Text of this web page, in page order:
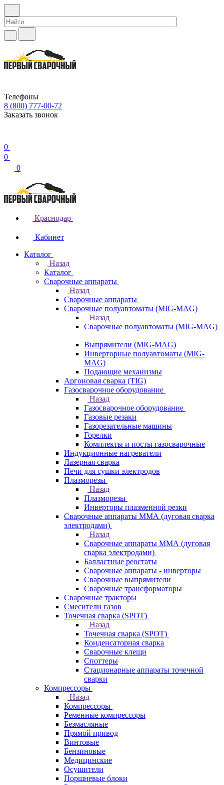
Телефоны
8 (800) 777-00-72
Заказать звонок
0
0
0
Краснодар
Кабинет
Каталог
Назад
Каталог
Сварочные аппараты
Назад
Сварочные аппараты
Сварочные полуавтоматы (MIG-MAG)
Назад
Сварочные полуавтоматы (MIG-MAG)
Выпрямители (MIG-MAG)
Инверторные полуавтоматы (MIG-
MAG)
Подающие механизмы
Аргоновая сварка (TIG)
Газосварочное оборудование
Назад
Газосварочное оборудование
Газовые резаки
Газорезательные машины
Горелки
Комплекты и посты газосварочные
Индукционные нагреватели
Лазерная сварка
Печи для сушки электродов
Плазморезы
Назад
Плазморезы
Инверторы плазменной резки
Сварочные аппараты ММА (дуговая сварка
электродами)
Назад
Сварочные аппараты ММА (дуговая
сварка электродами)
Балластные реостаты
Сварочные аппараты - инверторы
Сварочные выпрямители
Сварочные трансформаторы
Сварочные тракторы
Смесители газов
Точечная сварка (SPOT)
Назад
Точечная сварка (SPOT)
Конденсаторная сварка
Сварочные клещи
Споттеры
Стационарные аппараты точечной
сварки
Компрессоры
Назад
Компрессоры
Ременные компрессоры
Безмасляные
Прямой привод
Винтовые
Бензиновые
Медицинские
Осушители
Поршневые блоки